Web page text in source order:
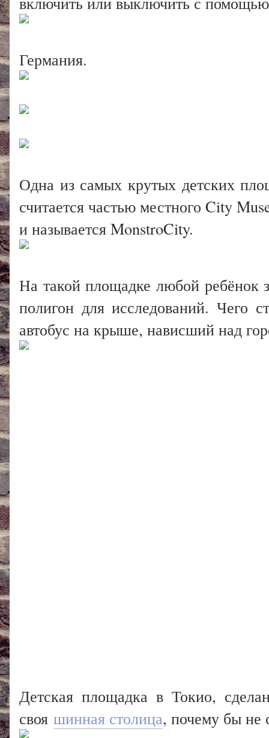
Германия.
Одна из самых крутых детских
считается частью местного City
и называется MonstroCity.
На такой площадке любой ребёнок
полигон для исследований. Чего
автобус на крыше, нависший над
Детская площадка в Токио,
своя шинная столица, почему бы не